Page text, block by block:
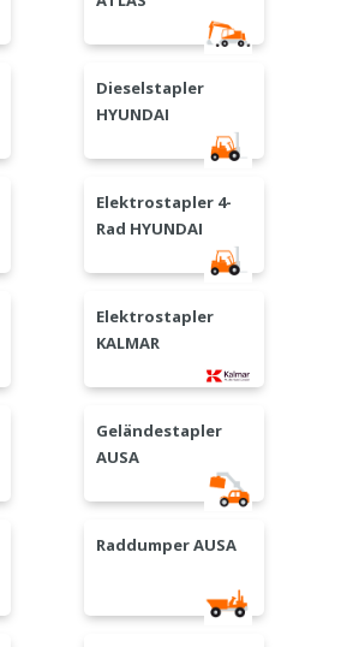
Dieselstapler
HYUNDAI
Elektrostapler 4-
Rad HYUNDAI
Elektrostapler
KALMAR
Geländestapler
AUSA
Raddumper AUSA